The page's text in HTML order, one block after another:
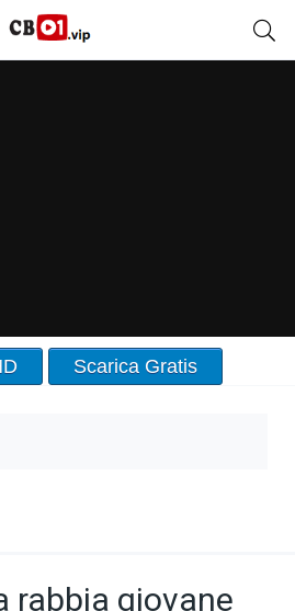
Scarica Gratis
rabbia giovane